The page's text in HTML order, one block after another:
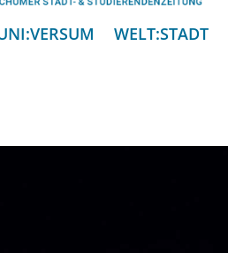
WELT:STADT